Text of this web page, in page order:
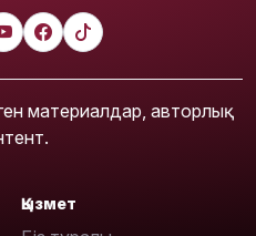
материалдар, авторлық
Қызмет